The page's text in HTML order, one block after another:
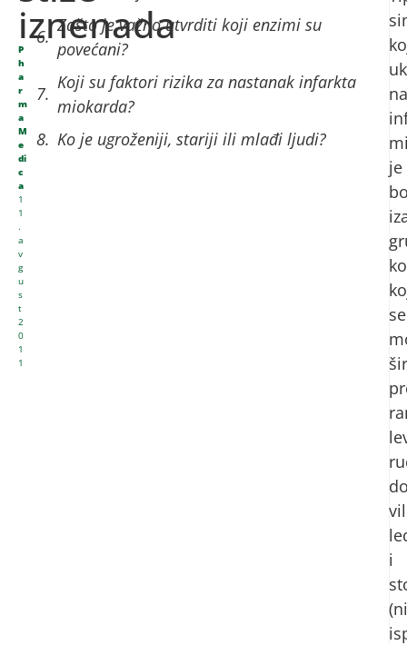
iznenada
P
h
a
r
m
a
M
e
di
c
a
1
1
.
a
v
g
u
s
t
2
0
1
1
Zašto je važno utvrditi koji enzimi su
povećani?
Koji su faktori rizika za nastanak infarkta
miokarda?
Ko je ugroženiji, stariji ili mlađi ljudi?
na
je
se
i